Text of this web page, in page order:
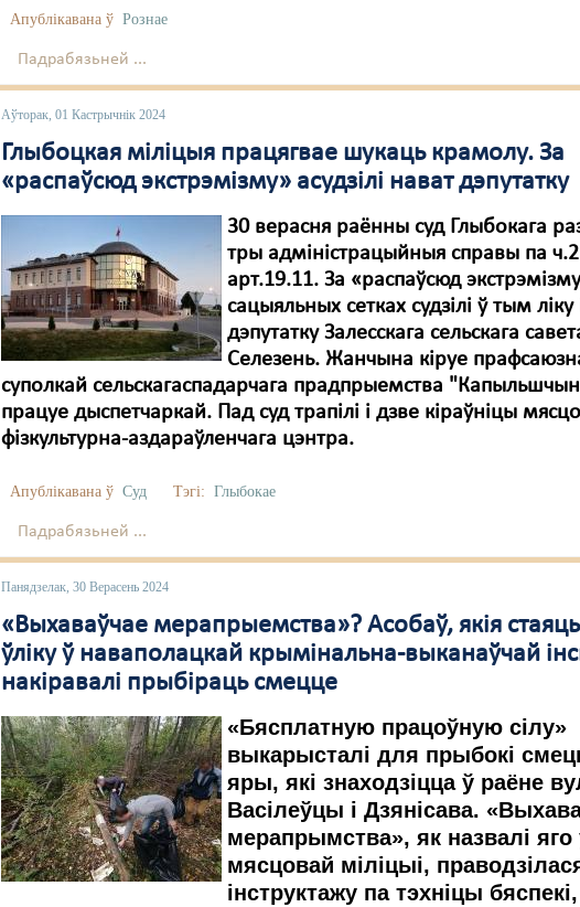
Апублікавана ў Рознае
Падрабязьней ...
Аўторак, 01 Кастрычнік 2024
Глыбоцкая міліцыя працягвае шукаць крамолу. За
«распаўсюд экстрэмізму» асудзілі нават дэпутатку
30 верасня раённы суд Глыбокага
тры адміністрацыйныя справы па ч.2
арт.19.11. За «распаўсюд
сацыяльных сетках судзілі ў тым ліку
дэпутатку Залесскага сельскага
Селезень. Жанчына кіруе
суполкай сельскагаспадарчага прадпрыемства
працуе дыспетчаркай. Пад суд трапілі і дзве кіраўніцы
фізкультурна-аздараўленчага цэнтра.
Апублікавана ў Суд Тэгі: Глыбокае
Падрабязьней ...
Панядзелак, 30 Верасень 2024
«Выхаваўчае мерапрыемства»? Асобаў, якія
ўліку ў наваполацкай крымінальна-выканаўчай
накіравалі прыбіраць смецце
«Бясплатную працоўную сілу»
выкарысталі для прыбокі
яры, які знаходзіцца ў раёне
Васілеўцы і Дзянісава.
мерапрымства», як назвалі яго
мясцовай міліцыі,
інструктажу па тэхніцы